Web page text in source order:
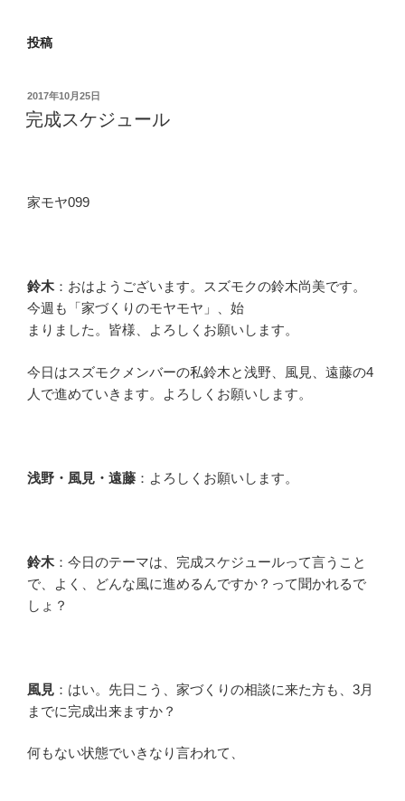
投稿
投
稿
日:
2017年10月25日
完成スケジュール
家モヤ099
鈴木：おはようございます。スズモクの鈴木尚美です。
今週も「家づくりのモヤモヤ」、始
まりました。皆様、よろしくお願いします。
今日はスズモクメンバーの私鈴木と浅野、風見、遠藤の4
人で進めていきます。よろしくお願いします。
浅野・風見・遠藤 ：よろしくお願いします。
鈴木：今日のテーマは、完成スケジュールって言うこと
で、よく、どんな風に進めるんですか？って聞かれるで
しょ？
風見 ：はい。先日こう、家づくりの相談に来た方も、3月
までに完成出来ますか？
何もない状態でいきなり言われて、